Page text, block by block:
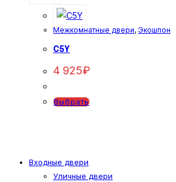
вариаций.
Межкомнатные двери, Экошпон
C5Y
4 925₽
ВыбратьЭтот
Опции
Входные двери
Уличные двери